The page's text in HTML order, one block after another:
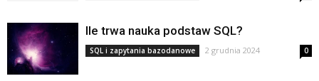
Ile trwa nauka podstaw SQL?
SQL i zapytania bazodanowe 2 grudnia 2024 0